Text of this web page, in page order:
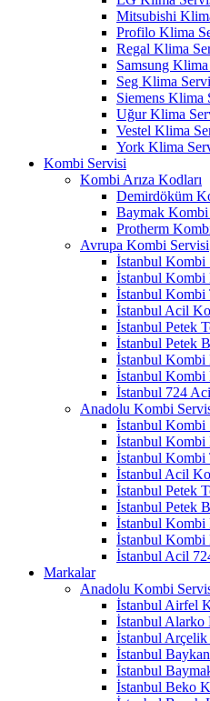
Mitsubishi
Profilo Klima
Regal Klima
Samsung
Seg Klima
Siemens Klima
Uğur Klima
Vestel Klima
York Klima
Kombi Servisi
Kombi Arıza Kodları
Demirdöküm
Baymak Kombi
Protherm
Avrupa Kombi Servisi
İstanbul Kombi
İstanbul Kombi
İstanbul Kombi
İstanbul Acil
İstanbul Petek
İstanbul Petek
İstanbul Kombi
İstanbul Kombi
İstanbul 724
Anadolu Kombi
İstanbul Kombi
İstanbul Kombi
İstanbul Kombi
İstanbul Acil
İstanbul Petek
İstanbul Petek
İstanbul Kombi
İstanbul Kombi
İstanbul Acil
Markalar
Anadolu Kombi
İstanbul Airfel
İstanbul Alarko
İstanbul
İstanbul
İstanbul
İstanbul Beko